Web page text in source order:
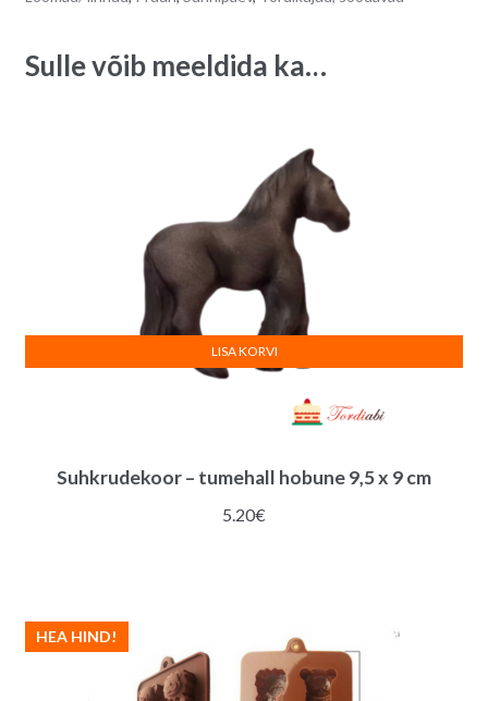
Sulle võib meeldida ka…
Suhkrudekoor – tumehall hobune 9,5 x 9 cm
5.20€
LISA KORVI
HEA HIND!